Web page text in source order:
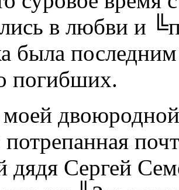
в любви и
была
погибших.
дядя Сергей